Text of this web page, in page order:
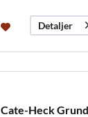
Detaljer
Cate-Heck